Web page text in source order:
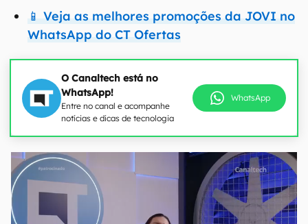
📱 Veja as melhores promoções da JOVI no
WhatsApp do CT Ofertas
O Canaltech está no
WhatsApp!
Entre no canal e acompanhe
notícias e dicas de tecnologia
WhatsApp